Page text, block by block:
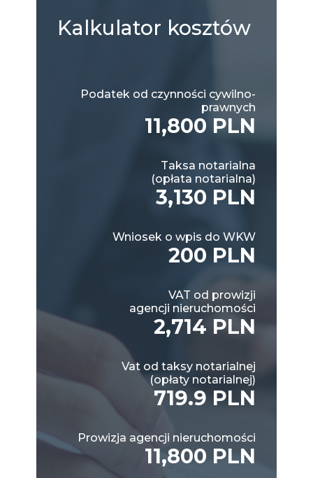
Kalkulator kosztów
Podatek od czynności cywilno-
prawnych
11,800 PLN
Taksa notarialna
(opłata notarialna)
3,130 PLN
Wniosek o wpis do WKW
200 PLN
VAT od prowizji
agencji nieruchomości
2,714 PLN
Vat od taksy notarialnej
(opłaty notarialnej)
719.9 PLN
Prowizja agencji nieruchomości
11,800 PLN